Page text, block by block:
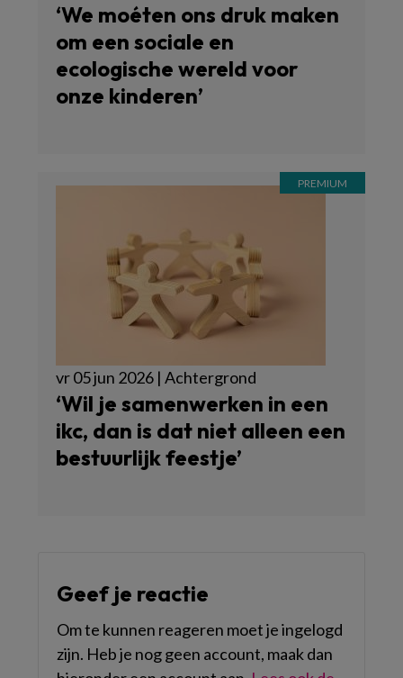
‘We moéten ons druk maken
om een sociale en
ecologische wereld voor
onze kinderen’
vr 05 jun 2026 | Achtergrond
‘Wil je samenwerken in een
ikc, dan is dat niet alleen een
bestuurlijk feestje’
Geef je reactie
Om te kunnen reageren moet je ingelogd
zijn. Heb je nog geen account, maak dan